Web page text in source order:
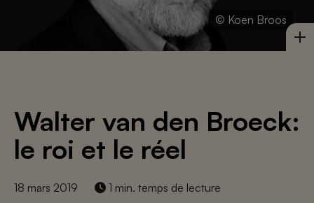
© Koen Broos
Walter van den Broeck:
le roi et le réel
18 mars 2019 1 min. temps de lecture